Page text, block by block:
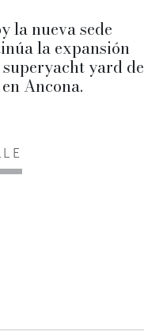
la nueva sede
la expansión
yard de
Ancona.